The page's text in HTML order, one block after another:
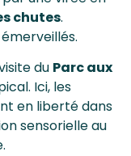
chutes.
du Parc aux
Ici, les
en liberté dans
sensorielle au